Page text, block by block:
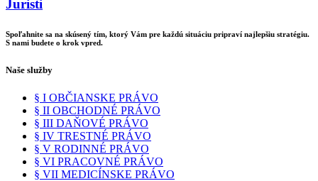
Juristi
Spoľahnite sa na skúsený tím, ktorý Vám pre každú situáciu pripraví najlepšiu stratégiu.
S nami budete o krok vpred.
Naše služby
§ I OBČIANSKE PRÁVO
§ II OBCHODNÉ PRÁVO
§ III DAŇOVÉ PRÁVO
§ IV TRESTNÉ PRÁVO
§ V RODINNÉ PRÁVO
§ VI PRACOVNÉ PRÁVO
§ VII MEDICÍNSKE PRÁVO